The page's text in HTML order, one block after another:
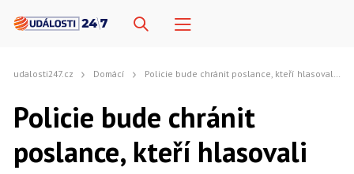
udalosti247.cz Domácí Policie bude chránit poslance, kteří hlasovali pro pandemický zákon. Iniciativa Chcípl PES zveřejnila jejich adresy
Policie bude chránit
poslance, kteří hlasovali